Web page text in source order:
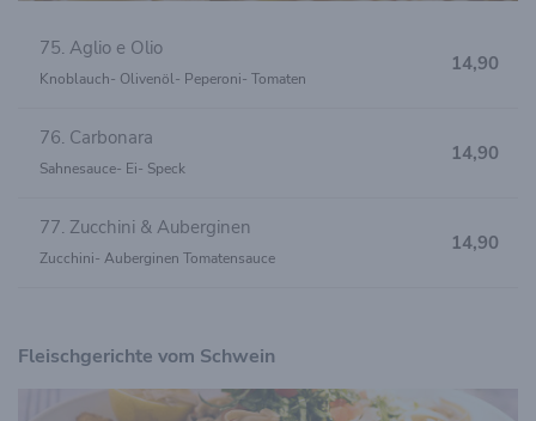
75. Aglio e Olio
Knoblauch- Olivenöl- Peperoni- Tomaten
14,90
76. Carbonara
Sahnesauce- Ei- Speck
14,90
77. Zucchini & Auberginen
Zucchini- Auberginen Tomatensauce
14,90
Fleischgerichte vom Schwein